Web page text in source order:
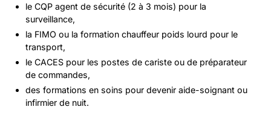
le CQP agent de sécurité (2 à 3 mois) pour la
surveillance,
la FIMO ou la formation chauffeur poids lourd pour le
transport,
le CACES pour les postes de cariste ou de préparateur
de commandes,
des formations en soins pour devenir aide-soignant ou
infirmier de nuit.